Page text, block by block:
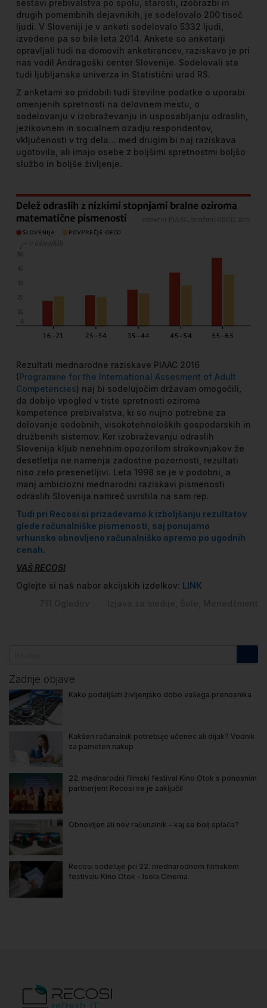
sestavi prebivalstva po spolu, starosti, izobrazbi in
drugih pomembnih dejavnikih, je sodelovalo 200 tisoč
ljudi. V Sloveniji je v anketi sodelovalo 5332 ljudi,
izvedene pa so bile leta 2014. Ankete so anketarji
opravljali tudi na domovih anketirancev, raziskavo je pri
nas vodil Andragoški center Slovenije. Sodelovali sta
tudi ljubljanska univerza in Statistični urad RS.
Z anketami so pridobili tudi številne podatke o uporabi
omenjenih spretnosti na delovnem mestu, o
sodelovanju v izobraževanju in usposabljanju odraslih,
jezikovnem in socialnem ozadju respondentov,
vključenosti v trg dela… med drugim bi naj raziskava
ugotovila, ali imajo osebe z boljšimi spretnostmi boljšo
službo in boljše življenje.
Rezultati mednarodne raziskave PIAAC 2016
(Programme for the International Assesment of Adult
Competencies) naj bi sodelujočim državam omogočili,
da dobijo vpogled v tiste spretnosti oziroma
kompetence prebivalstva, ki so nujno potrebne za
delovanje sodobnih, visokotehnoloških gospodarskih in
družbenih sistemov. Ker izobraževanju odraslih
Slovenija kljub nenehnim opozorilom strokovnjakov že
desetletja ne namenja zadostne pozornosti, rezultati
niso zelo presenetljivi. Leta 1998 se je v podobni, a
manj ambiciozni mednarodni raziskavi pismenosti
odraslih Slovenija namreč uvrstila na sam rep.
Tudi pri Recosi si prizadevamo k izboljšanju rezultatov
glede računalniške pismenosti, saj ponujamo
vrhunsko obnovljeno računalniško opremo po ugodnih
cenah.
VAŠ RECOSI
Oglejte si naš nabor akcijskih izdelkov: LINK
Zadnje objave
Kako podaljšati življenjsko dobo vašega prenosnika
Kakšen računalnik potrebuje učenec ali dijak? Vodnik
za pameten nakup
22. mednarodni filmski festival Kino Otok s ponosnim
partnerjem Recosi se je zaključil
Obnovljen ali nov računalnik – kaj se bolj splača?
Recosi sodeluje pri 22. mednarodnem filmskem
festivalu Kino Otok - Isola Cinema